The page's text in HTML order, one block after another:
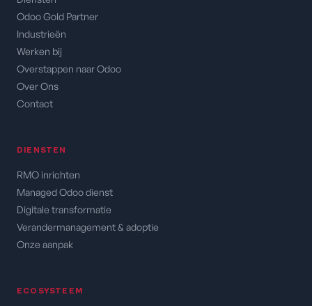
Odoo Gold Partner
Industrieën
Werken bij
Overstappen naar Odoo
Over Ons
Contact
DIENSTEN
RMO inrichten
Managed Odoo dienst
Digitale transformatie
Verandermanagement & adoptie
Onze aanpak
ECOSYSTEEM